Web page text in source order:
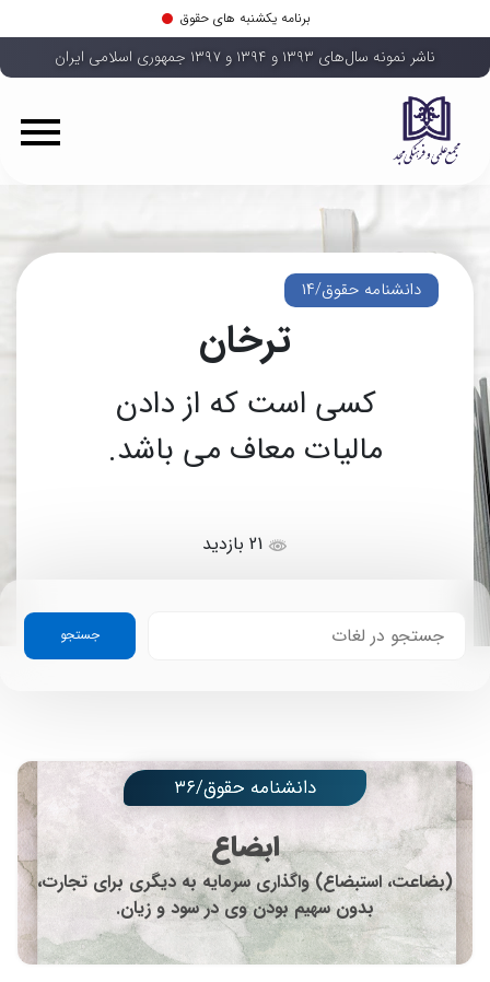
برنامه یکشنبه های حقوق
ناشر نمونه سال‌های ۱۳۹۳ و ۱۳۹۴ و ۱۳۹۷ جمهوری اسلامی ایران
دانشنامه حقوق/۱۴
ترخان
کسی است که از دادن
مالیات معاف می باشد.
جستجو
دانشنامه حقوق/۳۶
ابضاع
(بضاعت، استبضاع) واگذاری سرمایه به دیگری برای تجارت،
بدون سهیم بودن وی در سود و زیان.